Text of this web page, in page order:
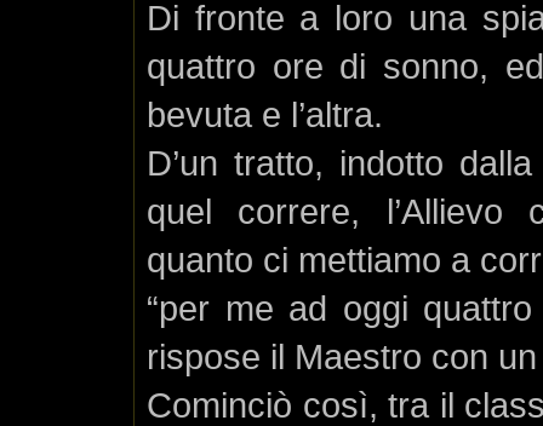
Di fronte a loro una
quattro ore di sonno,
bevuta e l’altra.
D’un tratto, indotto
quel correre, l’Allievo
quanto ci mettiamo a
“per me ad oggi
rispose il Maestro con
Cominciò così, tra il